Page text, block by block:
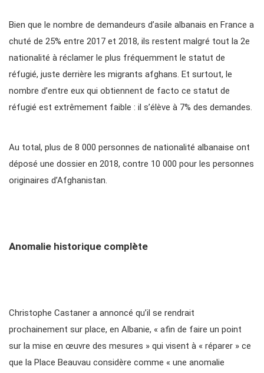
Bien que le nombre de demandeurs d’asile albanais en France a
chuté de 25% entre 2017 et 2018, ils restent malgré tout la 2e
nationalité à réclamer le plus fréquemment le statut de
réfugié, juste derrière les migrants afghans. Et surtout, le
nombre d’entre eux qui obtiennent de facto ce statut de
réfugié est extrêmement faible : il s’élève à 7% des demandes.
Au total, plus de 8 000 personnes de nationalité albanaise ont
déposé une dossier en 2018, contre 10 000 pour les personnes
originaires d’Afghanistan.
Anomalie historique complète
Christophe Castaner a annoncé qu’il se rendrait
prochainement sur place, en Albanie, « afin de faire un point
sur la mise en œuvre des mesures » qui visent à « réparer » ce
que la Place Beauvau considère comme « une anomalie